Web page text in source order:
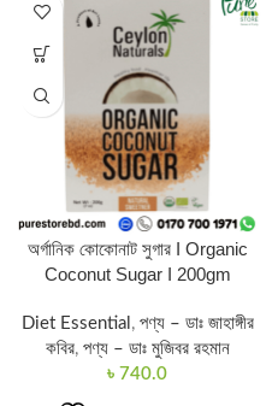
অর্গানিক কোকোনাট সুগার I Organic
Coconut Sugar I 200gm
Diet Essential , পণ্য – ডাঃ জাহাঙ্গীর
কবির, পণ্য – ডাঃ মুজিবর রহমান
৳ 740.0